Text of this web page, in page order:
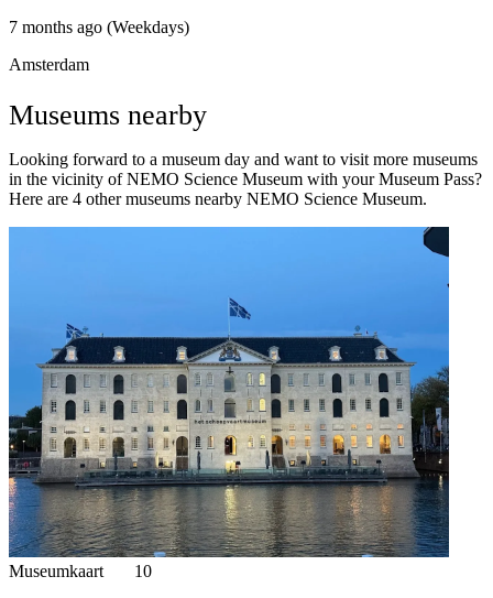
7 months ago (Weekdays)
Amsterdam
Museums nearby
Looking forward to a museum day and want to visit more museums
in the vicinity of NEMO Science Museum with your Museum Pass?
Here are 4 other museums nearby NEMO Science Museum.
Museumkaart 10